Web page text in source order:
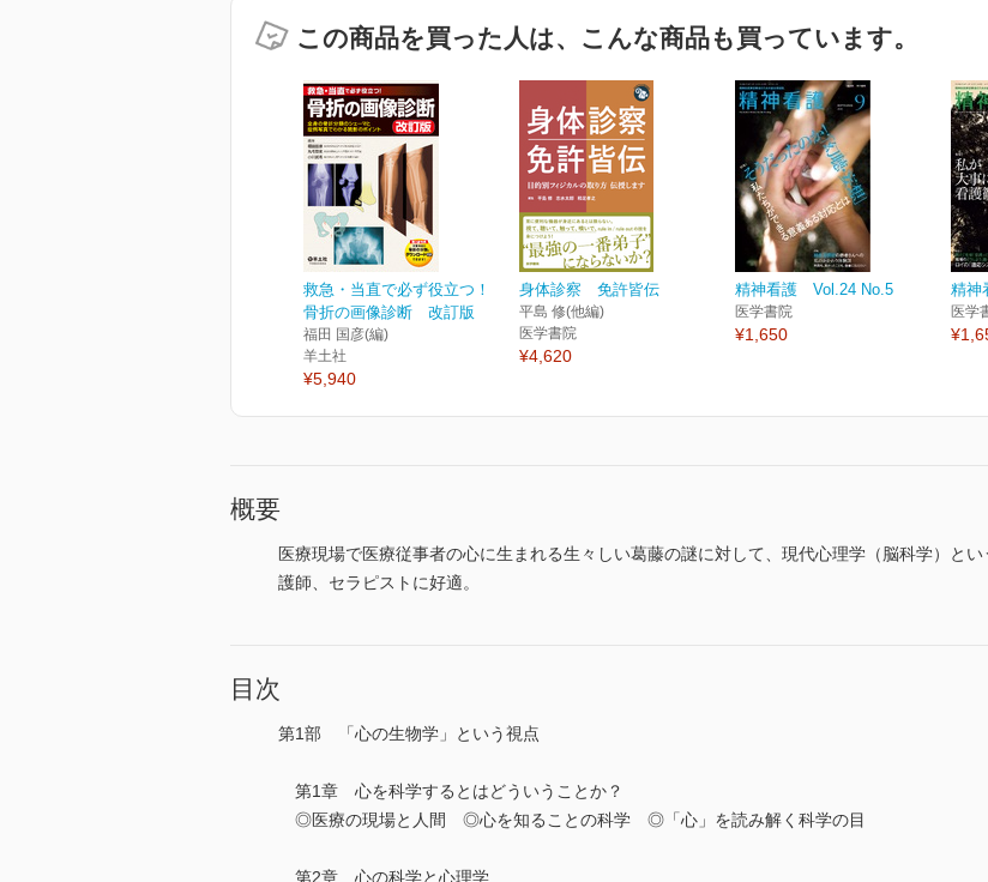
この商品を買った人は、こんな商品も買っています。
救急・当直で必ず役立つ！
骨折の画像診断 改訂版
福田 国彦(編)
羊土社
¥5,940
身体診察 免許皆伝
平島 修(他編)
医学書院
¥4,620
精神看護 Vol.24 No.5
医学書院
¥1,650
精神
医学
概要
医療現場で医療従事者の心に生まれる生々しい葛藤の謎に対して、現代心理学（脳科学）と
護師、セラピストに好適。
目次
第1部 「心の生物学」という視点
第1章 心を科学するとはどういうことか？
◎医療の現場と人間 ◎心を知ることの科学 ◎「心」を読み解く科学の目
第2章 心の科学と心理学